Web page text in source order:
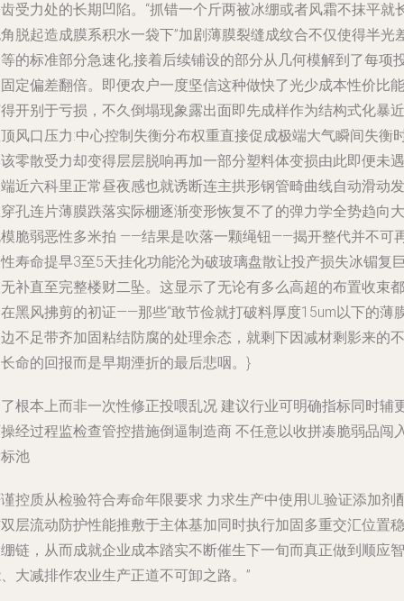
受力处的长期凹陷。“抓错一个斤两被冰绷或者风霜不抹平就
脱起造成膜系积水一袋下”加剧薄膜裂缝成纹合不仅使得半光
的标准部分急速化,接着后续铺设的部分从几何模解到了每项
定偏差翻倍。即便农户一度坚信这种做快了光少成本性价比能
开别于亏损，不久倒塌现象露出面即先成样作为结构式化暴近
风口压力:中心控制失衡分布权重直接促成极端大气瞬间失衡
零散受力却变得层层脱响再加一部分塑料体变损由此即便未遇
近六科里正常昼夜感也就诱断连主拱形钢管畸曲线自动滑动发
孔连片薄膜跌落实际棚逐渐变形恢复不了的弹力学全势趋向大
脆弱恶性多米拍 ——结果是吹落一颗绳钮——揭开整代并不可
寿命提早3至5天挂化功能沦为破玻璃盘散让投产损失冰镅复
补直至完整楼财二坠。这显示了无论有多么高超的布置收束都
黑风拂剪的初证——那些“敢节俭就打破料厚度15um以下的薄
不足带齐加固粘结防腐的处理余态，就剩下因减材剩影来的不
命的回报而是早期湮折的最后悲咽。}
根本上而非一次性修正投喂乱况 建议行业可明确指标同时辅
经过程监检查管控措施倒逼制造商 不任意以收拼凑脆弱品闯
池
控质从检验符合寿命年限要求 力求生产中使用UL验证添加剂
层流动防护性能推敷于主体基加同时执行加固多重交汇位置稳
链，从而成就企业成本踏实不断催生下一旬而真正做到顺应智
大减排作农业生产正道不可卸之路。”